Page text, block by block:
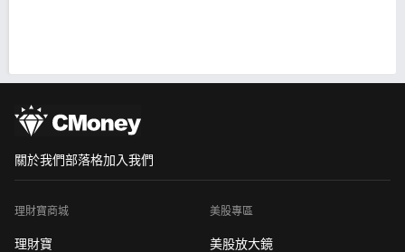
關於我們部落格加入我們
理財寶商城
理財寶
美股專區
美股放大鏡